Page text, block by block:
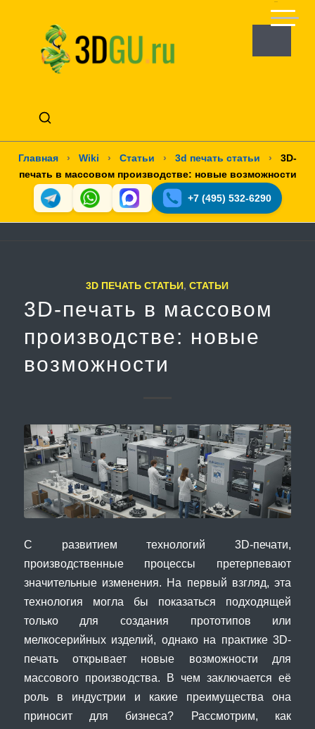
Главная › Wiki › Статьи › 3d печать статьи ›
3D-
печать в массовом производстве: новые возможности
+7 (495) 532-6290
3D ПЕЧАТЬ СТАТЬИ,СТАТЬИ
3D-печать в массовом
производстве: новые
возможности
С развитием технологий 3D-печати,
производственные процессы претерпевают
значительные изменения. На первый взгляд, эта
технология могла бы показаться подходящей
только для создания прототипов или
мелкосерийных изделий, однако на практике 3D-
печать открывает новые возможности для
массового производства. В чем заключается её
роль в индустрии и какие преимущества она
приносит для бизнеса? Рассмотрим, как